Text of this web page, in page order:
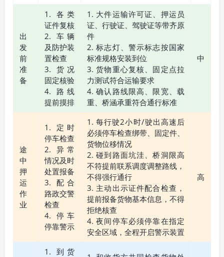
出
发
前
准
备
1. 各类
证件复核
2. 车辆
及防护装
置检查
3. 货况
固定核验
4. 路线
提前摸排
1. 大件运输许可证、押运员
证、行驶证、驾驶证等带齐原
件
2. 标志灯、警示标志按国家
标准规格安装到位
3. 货物重心复核、固定点拉
力测试符合运输要求
4. 确认路线限高、限宽、载
重、桥涵承重符合通行标准
中
途
中
押
运
作
业
1. 定时
停车检查
2. 异常
情况及时
处置报备
3. 配合
路政交警
检查
4. 停车
停靠警示
1. 每行驶2小时/驶出高速后
必须停车检查绑带、固定件、
货物位移情况
2. 碰到路面坑洼、桥洞限高
不符提前联系调度调整路线，
不得强行通行
3. 主动出示证件配合检查，
提前报备货物基本信息，不得
拒绝核查
4. 夜间停车必须停靠在指定
安全区域，全程开启警示装置
高
1. 到货